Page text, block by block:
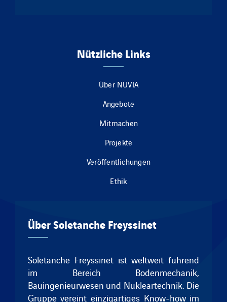
Nützliche Links
Über NUVIA
Angebote
Mitmachen
Projekte
Veröffentlichungen
Ethik
Über Soletanche Freyssinet
Soletanche Freyssinet ist weltweit führend
im Bereich Bodenmechanik,
Bauingenieurwesen und Nukleartechnik. Die
Gruppe vereint einzigartiges Know-how im